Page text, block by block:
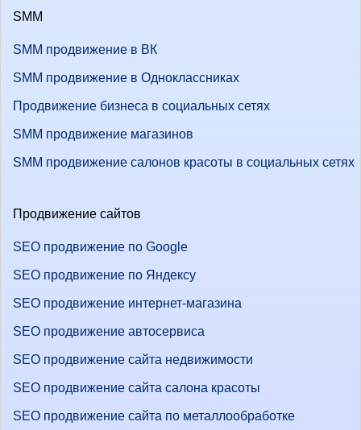
SMM
SMM продвижение в ВК
SMM продвижение в Одноклассниках
Продвижение бизнеса в социальных сетях
SMM продвижение магазинов
SMM продвижение салонов красоты в социальных сетях
Продвижение сайтов
SEO продвижение по Google
SEO продвижение по Яндексу
SEO продвижение интернет-магазина
SEO продвижение автосервиса
SEO продвижение сайта недвижимости
SEO продвижение сайта салона красоты
SEO продвижение сайта по металлообработке